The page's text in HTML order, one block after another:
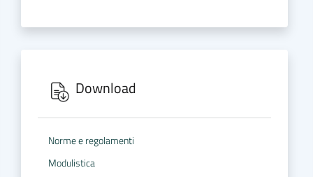
Download
Norme e regolamenti
Modulistica